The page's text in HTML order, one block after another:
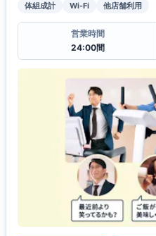
体組成計 Wi-Fi 他店舗利用
営業時間
24:00間